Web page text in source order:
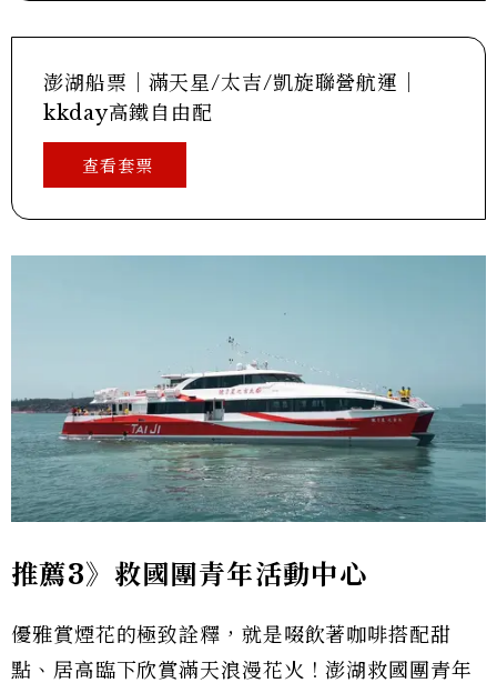
澎湖船票｜滿天星/太吉/凱旋聯營航運｜
kkday高鐵自由配
查看套票
推薦3》救國團青年活動中心
優雅賞煙花的極致詮釋，就是啜飲著咖啡搭配甜
點、居高臨下欣賞滿天浪漫花火！澎湖救國團青年